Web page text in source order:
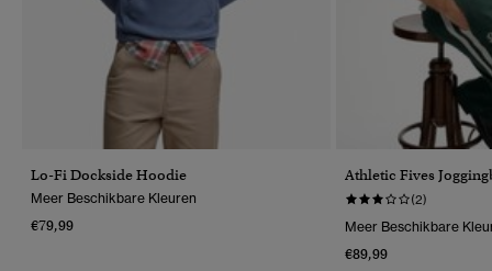
Lo-Fi Dockside Hoodie
Meer Beschikbare Kleuren
€79,99
Athletic Fives
(2)
Meer Beschikbare
€89,99